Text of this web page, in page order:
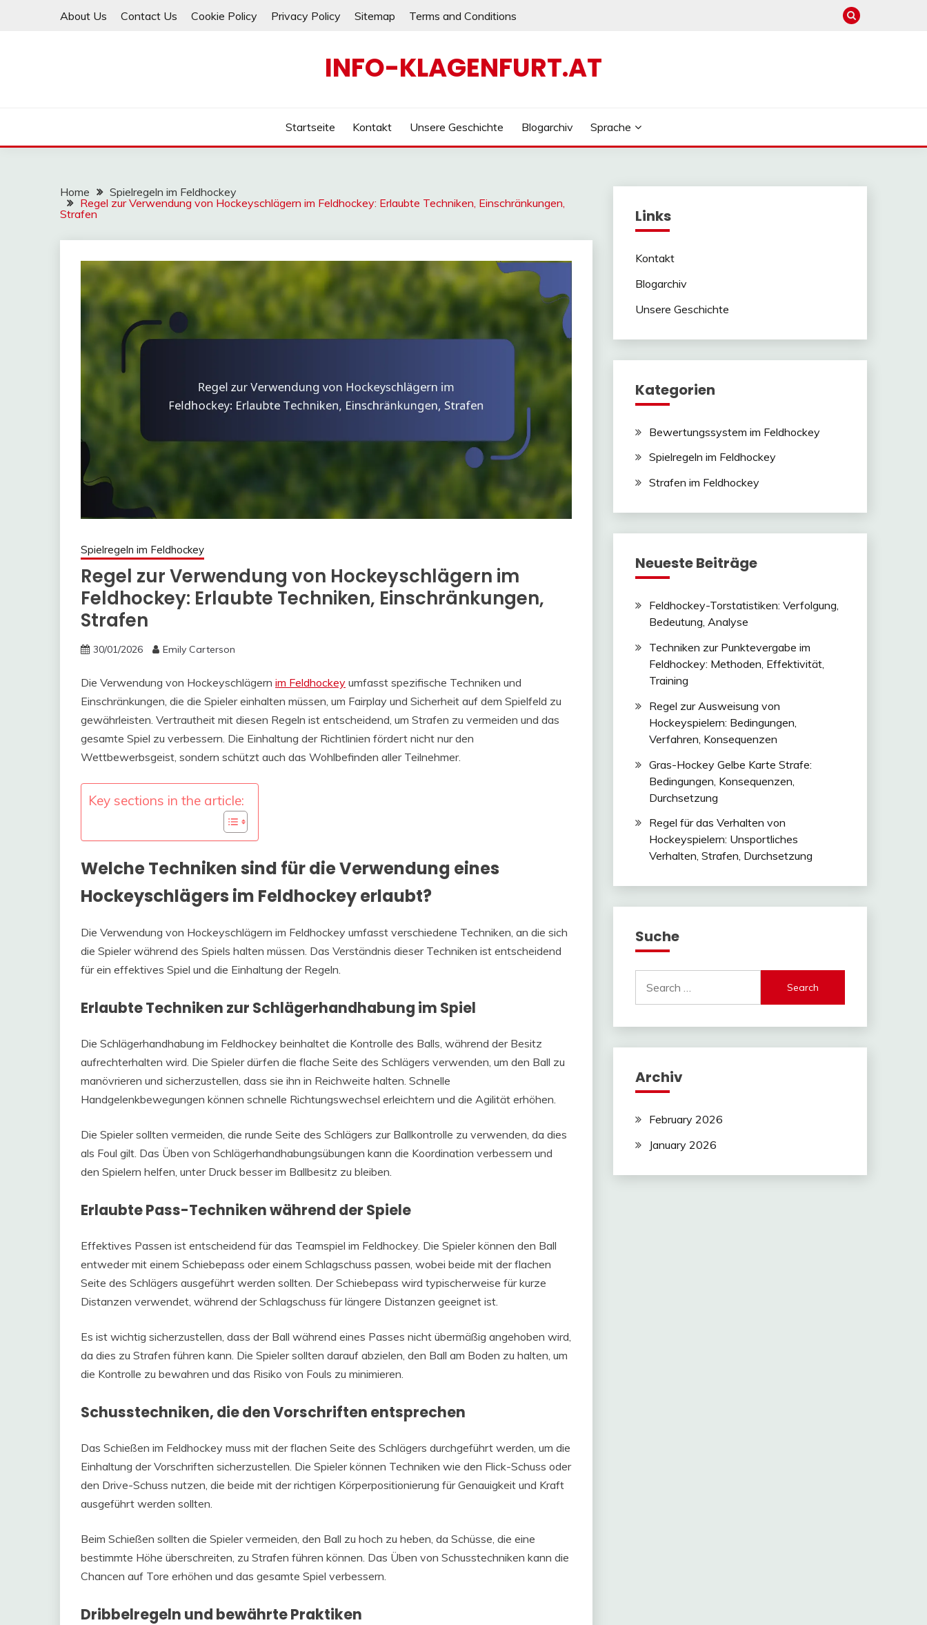
About Us Contact Us Cookie Policy Privacy Policy Sitemap Terms and Conditions
INFO-KLAGENFURT.AT
Startseite Kontakt Unsere Geschichte Blogarchiv Sprache
Home
Spielregeln im Feldhockey
Regel zur Verwendung von Hockeyschlägern im Feldhockey: Erlaubte Techniken, Einschränkungen,
Strafen
Spielregeln im Feldhockey
Regel zur Verwendung von Hockeyschlägern im
Feldhockey: Erlaubte Techniken, Einschränkungen,
Strafen
30/01/2026 Emily Carterson
Die Verwendung von Hockeyschlägern im Feldhockey umfasst spezifische Techniken und
Einschränkungen, die die Spieler einhalten müssen, um Fairplay und Sicherheit auf dem Spielfeld zu
gewährleisten. Vertrautheit mit diesen Regeln ist entscheidend, um Strafen zu vermeiden und das
gesamte Spiel zu verbessern. Die Einhaltung der Richtlinien fördert nicht nur den
Wettbewerbsgeist, sondern schützt auch das Wohlbefinden aller Teilnehmer.
Key sections in the article:
Welche Techniken sind für die Verwendung eines
Hockeyschlägers im Feldhockey erlaubt?
Die Verwendung von Hockeyschlägern im Feldhockey umfasst verschiedene Techniken, an die sich
die Spieler während des Spiels halten müssen. Das Verständnis dieser Techniken ist entscheidend
für ein effektives Spiel und die Einhaltung der Regeln.
Erlaubte Techniken zur Schlägerhandhabung im Spiel
Die Schlägerhandhabung im Feldhockey beinhaltet die Kontrolle des Balls, während der Besitz
aufrechterhalten wird. Die Spieler dürfen die flache Seite des Schlägers verwenden, um den Ball zu
manövrieren und sicherzustellen, dass sie ihn in Reichweite halten. Schnelle
Handgelenkbewegungen können schnelle Richtungswechsel erleichtern und die Agilität erhöhen.
Die Spieler sollten vermeiden, die runde Seite des Schlägers zur Ballkontrolle zu verwenden, da dies
als Foul gilt. Das Üben von Schlägerhandhabungsübungen kann die Koordination verbessern und
den Spielern helfen, unter Druck besser im Ballbesitz zu bleiben.
Erlaubte Pass-Techniken während der Spiele
Effektives Passen ist entscheidend für das Teamspiel im Feldhockey. Die Spieler können den Ball
entweder mit einem Schiebepass oder einem Schlagschuss passen, wobei beide mit der flachen
Seite des Schlägers ausgeführt werden sollten. Der Schiebepass wird typischerweise für kurze
Distanzen verwendet, während der Schlagschuss für längere Distanzen geeignet ist.
Es ist wichtig sicherzustellen, dass der Ball während eines Passes nicht übermäßig angehoben wird,
da dies zu Strafen führen kann. Die Spieler sollten darauf abzielen, den Ball am Boden zu halten, um
die Kontrolle zu bewahren und das Risiko von Fouls zu minimieren.
Schusstechniken, die den Vorschriften entsprechen
Das Schießen im Feldhockey muss mit der flachen Seite des Schlägers durchgeführt werden, um die
Einhaltung der Vorschriften sicherzustellen. Die Spieler können Techniken wie den Flick-Schuss oder
den Drive-Schuss nutzen, die beide mit der richtigen Körperpositionierung für Genauigkeit und Kraft
ausgeführt werden sollten.
Beim Schießen sollten die Spieler vermeiden, den Ball zu hoch zu heben, da Schüsse, die eine
bestimmte Höhe überschreiten, zu Strafen führen können. Das Üben von Schusstechniken kann die
Chancen auf Tore erhöhen und das gesamte Spiel verbessern.
Dribbelregeln und bewährte Praktiken
Links
Kontakt
Blogarchiv
Unsere Geschichte
Kategorien
Bewertungssystem im Feldhockey
Spielregeln im Feldhockey
Strafen im Feldhockey
Neueste Beiträge
Feldhockey-Torstatistiken: Verfolgung,
Bedeutung, Analyse
Techniken zur Punktevergabe im
Feldhockey: Methoden, Effektivität,
Training
Regel zur Ausweisung von
Hockeyspielern: Bedingungen,
Verfahren, Konsequenzen
Gras-Hockey Gelbe Karte Strafe:
Bedingungen, Konsequenzen,
Durchsetzung
Regel für das Verhalten von
Hockeyspielern: Unsportliches
Verhalten, Strafen, Durchsetzung
Suche
for:
Archiv
February 2026
January 2026